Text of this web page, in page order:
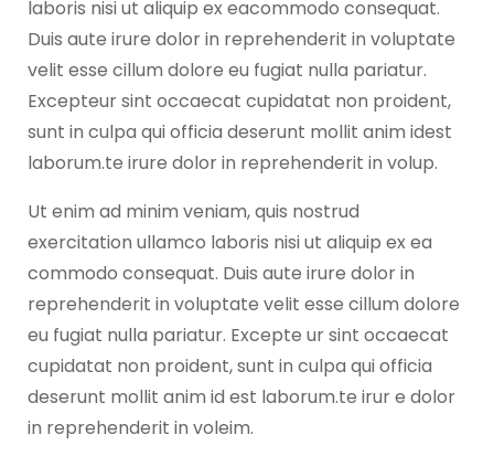
laboris nisi ut aliquip ex eacommodo consequat.
Duis aute irure dolor in reprehenderit in voluptate
velit esse cillum dolore eu fugiat nulla pariatur.
Excepteur sint occaecat cupidatat non proident,
sunt in culpa qui officia deserunt mollit anim idest
laborum.te irure dolor in reprehenderit in volup.
Ut enim ad minim veniam, quis nostrud
exercitation ullamco laboris nisi ut aliquip ex ea
commodo consequat. Duis aute irure dolor in
reprehenderit in voluptate velit esse cillum dolore
eu fugiat nulla pariatur. Excepte ur sint occaecat
cupidatat non proident, sunt in culpa qui officia
deserunt mollit anim id est laborum.te irur e dolor
in reprehenderit in voleim.